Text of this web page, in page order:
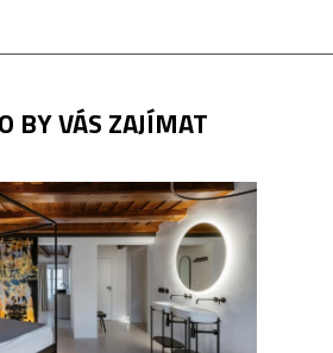
BY VÁS ZAJÍMAT